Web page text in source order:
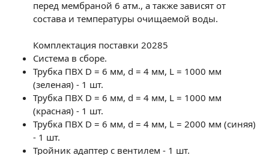
перед мембраной 6 атм., а также зависят от
состава и температуры очищаемой воды.
Комплектация поставки 20285
Система в сборе.
Трубка ПВХ D = 6 мм, d = 4 мм, L = 1000 мм
(зеленая) - 1 шт.
Трубка ПВХ D = 6 мм, d = 4 мм, L = 1000 мм
(красная) - 1 шт.
Трубка ПВХ D = 6 мм, d = 4 мм, L = 2000 мм (синяя)
- 1 шт.
Тройник адаптер с вентилем - 1 шт.